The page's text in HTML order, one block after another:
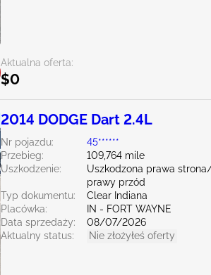
Aktualna oferta:
$0
2014 DODGE Dart 2.4L
Nr pojazdu:
45******
Przebieg:
109,764 mile
Uszkodzenie:
Uszkodzona prawa
prawy przód
Typ dokumentu:
Clear Indiana
Placówka:
IN - FORT WAYNE
Data sprzedaży:
08/07/2026
Aktualny status:
Nie złożyłeś oferty